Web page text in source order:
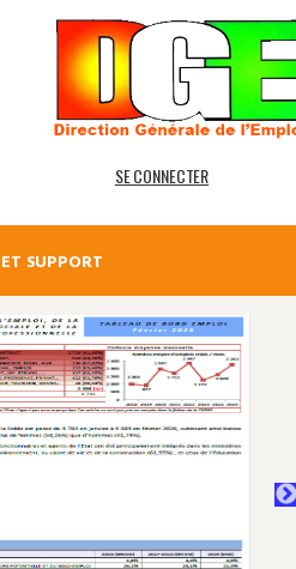
SE CONNECTER
SUPPORT